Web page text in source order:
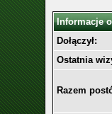
Informacje
Dołączył:
Ostatnia
Razem